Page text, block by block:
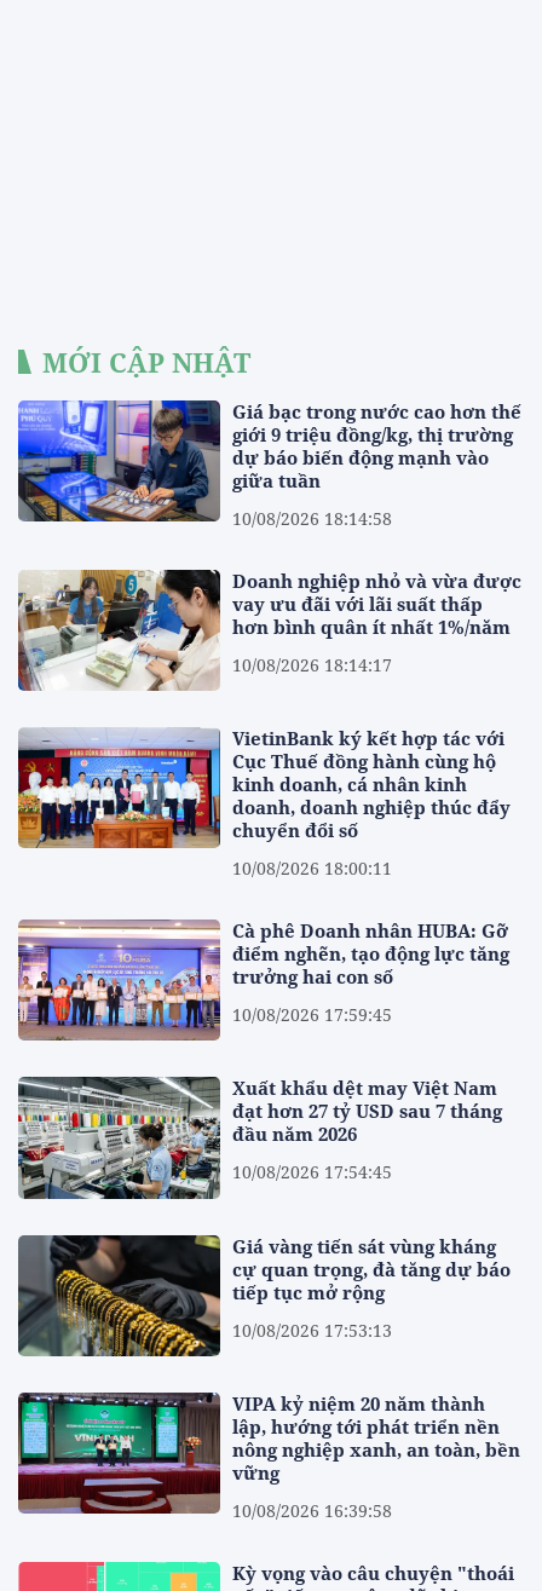
MỚI CẬP NHẬT
Giá bạc trong nước cao hơn thế
giới 9 triệu đồng/kg, thị trường
dự báo biến động mạnh vào
giữa tuần
10/08/2026 18:14:58
Doanh nghiệp nhỏ và vừa được
vay ưu đãi với lãi suất thấp
hơn bình quân ít nhất 1%/năm
10/08/2026 18:14:17
VietinBank ký kết hợp tác với
Cục Thuế đồng hành cùng hộ
kinh doanh, cá nhân kinh
doanh, doanh nghiệp thúc đẩy
chuyển đổi số
10/08/2026 18:00:11
Cà phê Doanh nhân HUBA: Gỡ
điểm nghẽn, tạo động lực tăng
trưởng hai con số
10/08/2026 17:59:45
Xuất khẩu dệt may Việt Nam
đạt hơn 27 tỷ USD sau 7 tháng
đầu năm 2026
10/08/2026 17:54:45
Giá vàng tiến sát vùng kháng
cự quan trọng, đà tăng dự báo
tiếp tục mở rộng
10/08/2026 17:53:13
VIPA kỷ niệm 20 năm thành
lập, hướng tới phát triển nền
nông nghiệp xanh, an toàn, bền
vững
10/08/2026 16:39:58
Kỳ vọng vào câu chuyện "thoái